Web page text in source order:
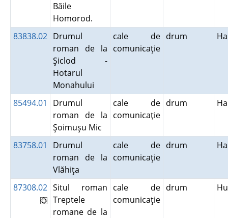
Băile
Homorod.
83838.02 Drumul
roman de la
Şiclod -
Hotarul
Monahului
cale de
comunicaţie
drum
85494.01
Drumul
roman de la
Şoimuşu Mic
cale de
comunicaţie
drum
83758.01
Drumul
roman de la
Vlăhiţa
cale de
comunicaţie
drum
87308.02 Situl roman
Treptele
romane de la
cale de
comunicaţie
drum